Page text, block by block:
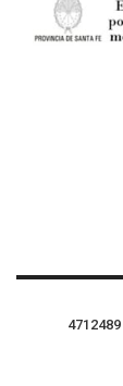
4712489